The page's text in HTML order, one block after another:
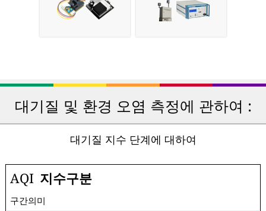
대기질 및 환경 오염 측정에 관하여 :
대기질 지수 단계에 대하여
AQI 지수구분
구간의미